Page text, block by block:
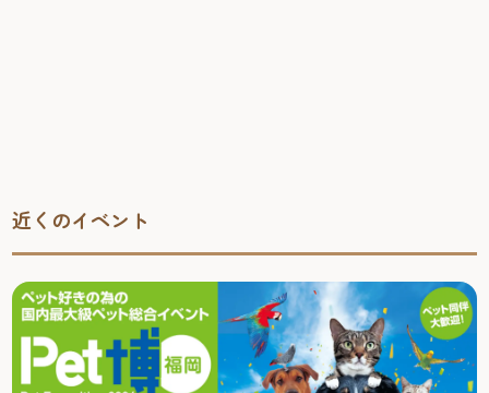
近くのイベント